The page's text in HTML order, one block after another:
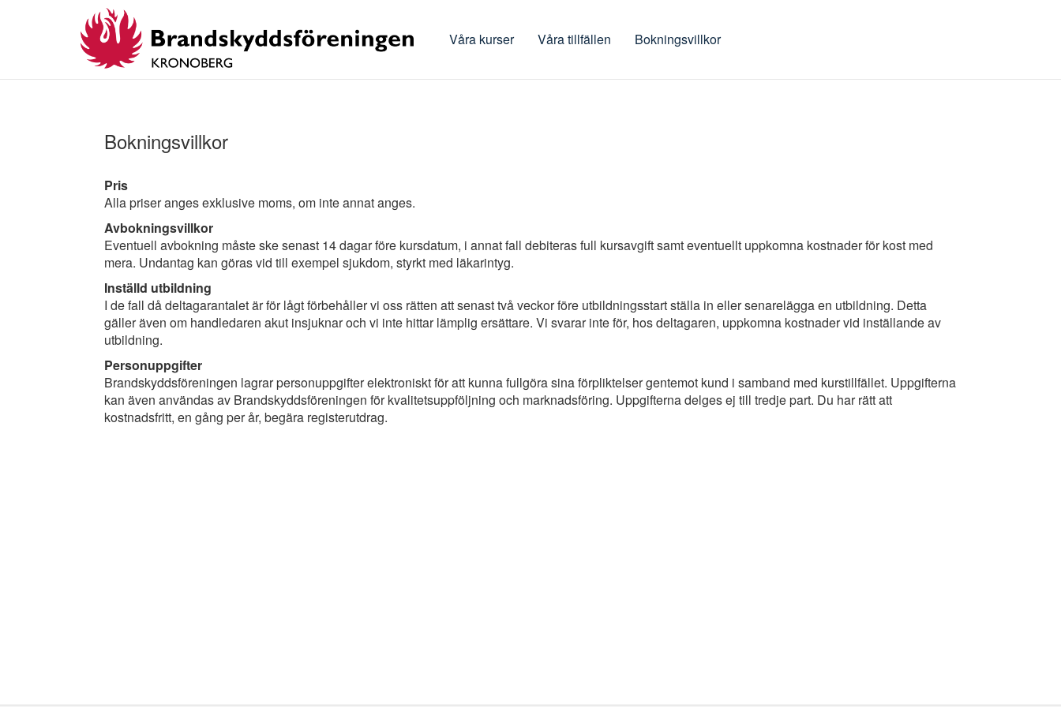
Våra kurser Våra tillfällen Bokningsvillkor
Bokningsvillkor
Pris
Alla priser anges exklusive moms, om inte annat anges.
Avbokningsvillkor
Eventuell avbokning måste ske senast 14 dagar före kursdatum, i annat fall debiteras full kursavgift samt eventuellt uppkomna kostnader för kost med
mera. Undantag kan göras vid till exempel sjukdom, styrkt med läkarintyg.
Inställd utbildning
I de fall då deltagarantalet är för lågt förbehåller vi oss rätten att senast två veckor före utbildningsstart ställa in eller senarelägga en utbildning. Detta
gäller även om handledaren akut insjuknar och vi inte hittar lämplig ersättare. Vi svarar inte för, hos deltagaren, uppkomna kostnader vid inställande av
utbildning.
Personuppgifter
Brandskyddsföreningen lagrar personuppgifter elektroniskt för att kunna fullgöra sina förpliktelser gentemot kund i samband med kurstillfället. Uppgifterna
kan även användas av Brandskyddsföreningen för kvalitetsuppföljning och marknadsföring. Uppgifterna delges ej till tredje part. Du har rätt att
kostnadsfritt, en gång per år, begära registerutdrag.